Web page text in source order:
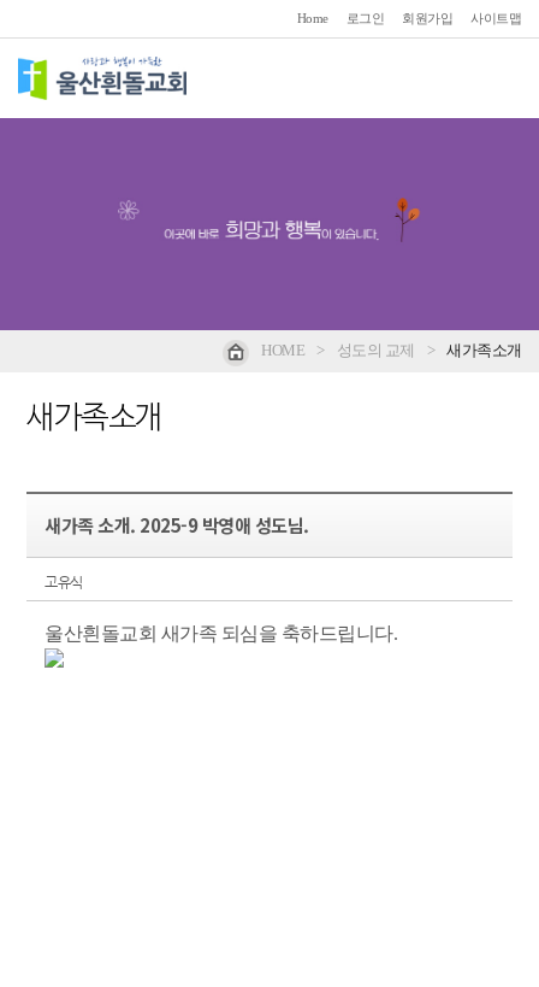
Home 로그인 회원가입 사이트맵
HOME > 성도의 교제 > 새가족소개
새가족소개
새가족 소개. 2025-9 박영애 성도님.
고유식
울산흰돌교회 새가족 되심을 축하드립니다.